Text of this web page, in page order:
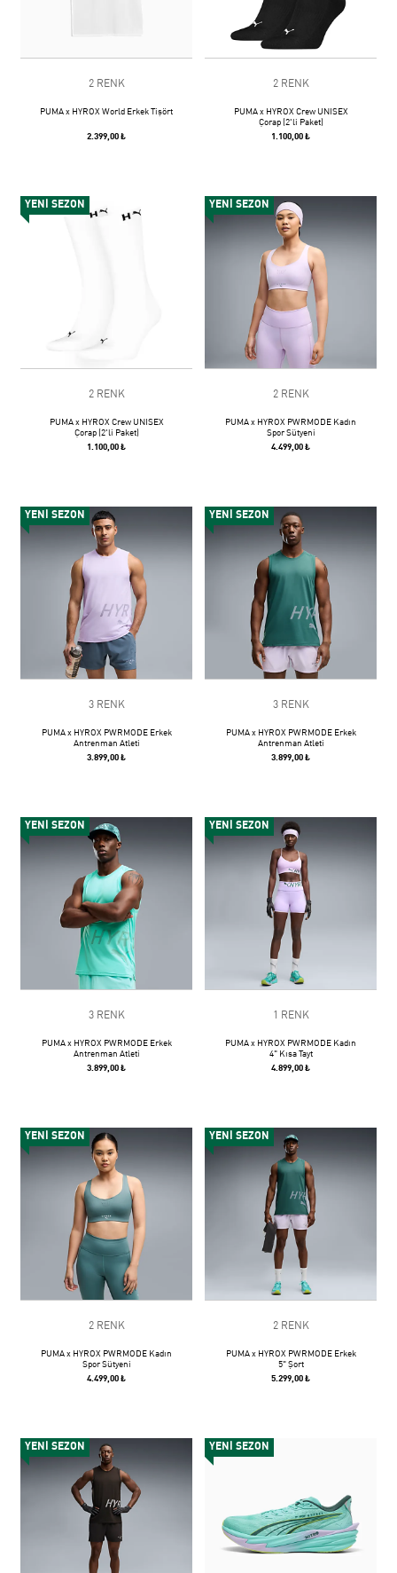
2 RENK
PUMA x HYROX World Erkek Tişört
2.399,00 ₺
2 RENK
PUMA x HYROX Crew UNISEX
Çorap (2'li Paket)
1.100,00 ₺
YENİ SEZON
2 RENK
PUMA x HYROX Crew UNISEX
Çorap (2'li Paket)
1.100,00 ₺
YENİ SEZON
2 RENK
PUMA x HYROX PWRMODE Kadın
Spor Sütyeni
4.499,00 ₺
YENİ SEZON
3 RENK
PUMA x HYROX PWRMODE Erkek
Antrenman Atleti
3.899,00 ₺
YENİ SEZON
3 RENK
PUMA x HYROX PWRMODE Erkek
Antrenman Atleti
3.899,00 ₺
YENİ SEZON
3 RENK
PUMA x HYROX PWRMODE Erkek
Antrenman Atleti
3.899,00 ₺
YENİ SEZON
1 RENK
PUMA x HYROX PWRMODE Kadın
4" Kısa Tayt
4.899,00 ₺
YENİ SEZON
2 RENK
PUMA x HYROX PWRMODE Kadın
Spor Sütyeni
4.499,00 ₺
YENİ SEZON
2 RENK
PUMA x HYROX PWRMODE Erkek
5" Şort
5.299,00 ₺
YENİ SEZON YENİ SEZON